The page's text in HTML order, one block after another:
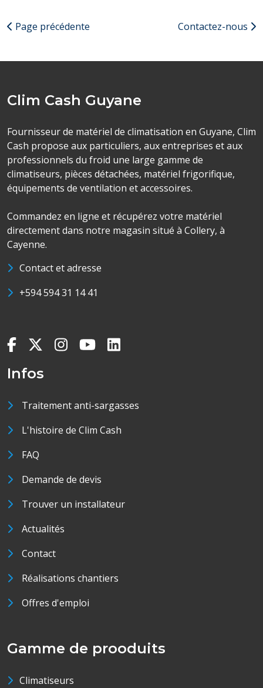
Page précédente Contactez-nous
Clim Cash Guyane
Fournisseur de matériel de climatisation en Guyane, Clim
Cash propose aux particuliers, aux entreprises et aux
professionnels du froid une large gamme de
climatiseurs, pièces détachées, matériel frigorifique,
équipements de ventilation et accessoires.
Commandez en ligne et récupérez votre matériel
directement dans notre magasin situé à Collery, à
Cayenne.
Contact et adresse
+594 594 31 14 41
Infos
Traitement anti-sargasses
L'histoire de Clim Cash
FAQ
Demande de devis
Trouver un installateur
Actualités
Contact
Réalisations chantiers
Offres d'emploi
Gamme de prooduits
Climatiseurs